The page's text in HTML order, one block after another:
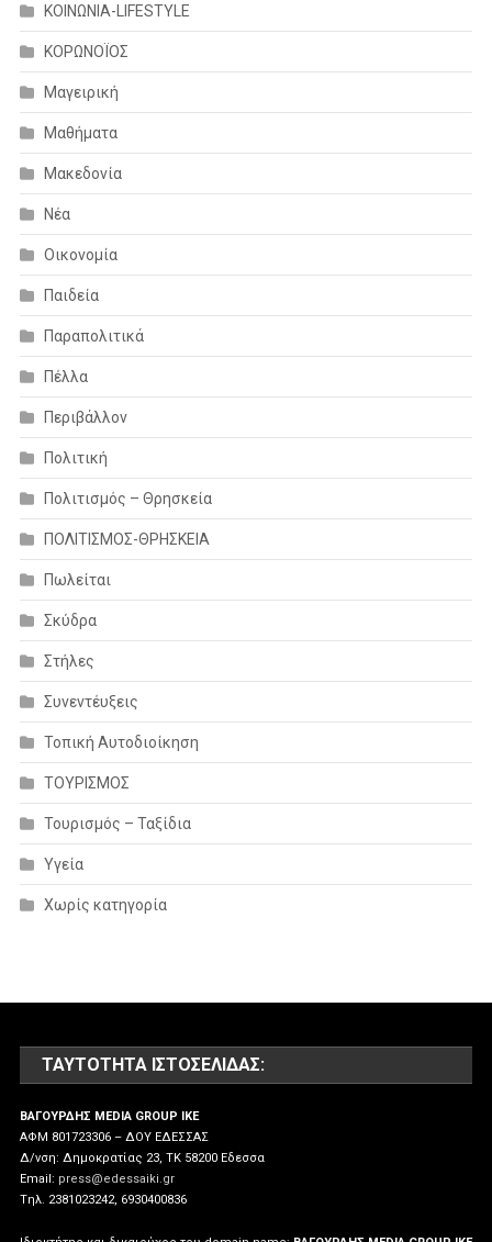
ΚΟΙΝΩΝΙΑ-LIFESTYLE
ΚΟΡΩΝΟΪΟΣ
Μαγειρική
Μαθήματα
Μακεδονία
Νέα
Οικονομία
Παιδεία
Παραπολιτικά
Πέλλα
Περιβάλλον
Πολιτική
Πολιτισμός – Θρησκεία
ΠΟΛΙΤΙΣΜΟΣ-ΘΡΗΣΚΕΙΑ
Πωλείται
Σκύδρα
Στήλες
Συνεντέυξεις
Τοπική Αυτοδιοίκηση
ΤΟΥΡΙΣΜΟΣ
Τουρισμός – Ταξίδια
Υγεία
Χωρίς κατηγορία
ΤΑΥΤΌΤΗΤΑ ΙΣΤΟΣΕΛΊΔΑΣ:
ΒΑΓΟΥΡΔΗΣ MEDIA GROUP IKE
ΑΦΜ 801723306 – ΔΟΥ ΕΔΕΣΣΑΣ
Δ/νση: Δημοκρατίας 23, ΤΚ 58200 Εδεσσα
Email: press@edessaiki.gr
Tηλ. 2381023242, 6930400836